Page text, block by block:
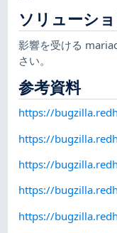
ソリューシ
影響を受ける
さい。
参考資料
https://
https://
https://
https://
https://